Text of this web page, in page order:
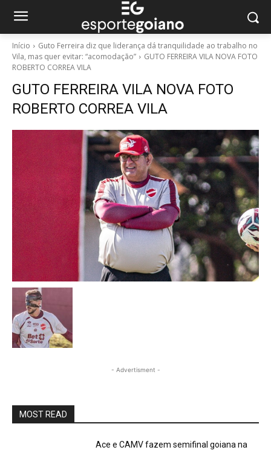
Início
Guto Ferreira diz que liderança dá tranquilidade ao trabalho no
Vila, mas quer evitar: “acomodação”
GUTO FERREIRA VILA NOVA FOTO
ROBERTO CORREA VILA
GUTO FERREIRA VILA NOVA FOTO
ROBERTO CORREA VILA
- Advertisment -
MOST READ
Ace e CAMV fazem semifinal goiana na